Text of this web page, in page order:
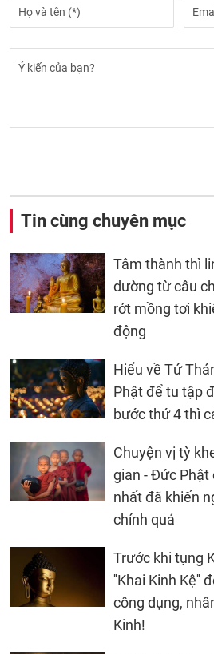
Tin cùng chuyên mục
Tâm thành thì
dường từ câu
rớt mồng tơi
động
Hiểu về Tứ
Phật để tu tập
bước thứ 4 thì
Chuyện vị tỳ
gian - Đức
nhất đã khiến
chính quả
Trước khi tụng
''Khai Kinh Kệ''
công dụng,
Kinh!